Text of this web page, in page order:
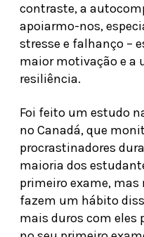
contraste, a
apoiarmo-nos,
stresse e falhanço –
maior motivação e a
resiliência.
Foi feito um estudo
no Canadá, que
procrastinadores
maioria dos
primeiro exame,
fazem um hábito
mais duros com eles